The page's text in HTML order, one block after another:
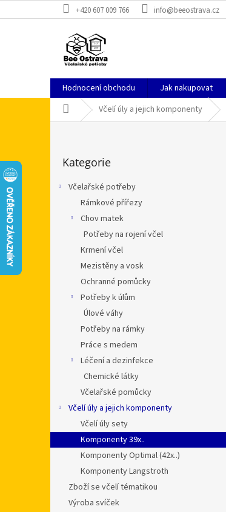
na
+420 607 009 766 info@beeostrava.cz
Hodnocení obchodu Jak nakupovat
Domů Včelí úly a jejich komponenty
kategorie
Kategorie
Včelařské potřeby
Rámkové přířezy
Chov matek
Potřeby na rojení včel
Krmení včel
Mezistěny a vosk
Ochranné pomůcky
Potřeby k úlům
Úlové váhy
Potřeby na rámky
Práce s medem
Léčení a dezinfekce
Chemické látky
Včelařské pomůcky
Včelí úly a jejich komponenty
Včelí úly sety
Komponenty 39x..
Komponenty Optimal (42x..)
Komponenty Langstroth
Zboží se včelí tématikou
Výroba svíček